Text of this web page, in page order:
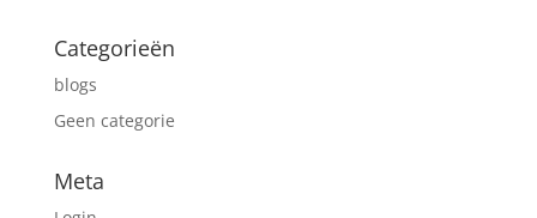
Categorieën
blogs
Geen categorie
Meta